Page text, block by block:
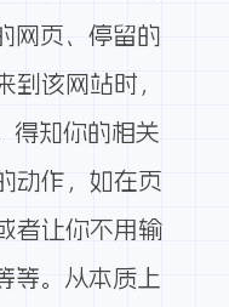
网页、停留的
到该网站时，
得知你的相关
动作，如在页
者让你不用输
等。从本质上